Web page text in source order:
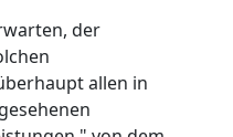
der
allen in